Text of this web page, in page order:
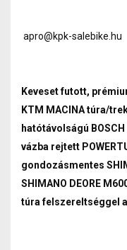
apro@kpk-salebike.hu
Keveset futott,
KTM MACINA túra/
hatótávolságú
vázba rejtett
gondozásmentes
SHIMANO DEORE
túra felszereltséggel